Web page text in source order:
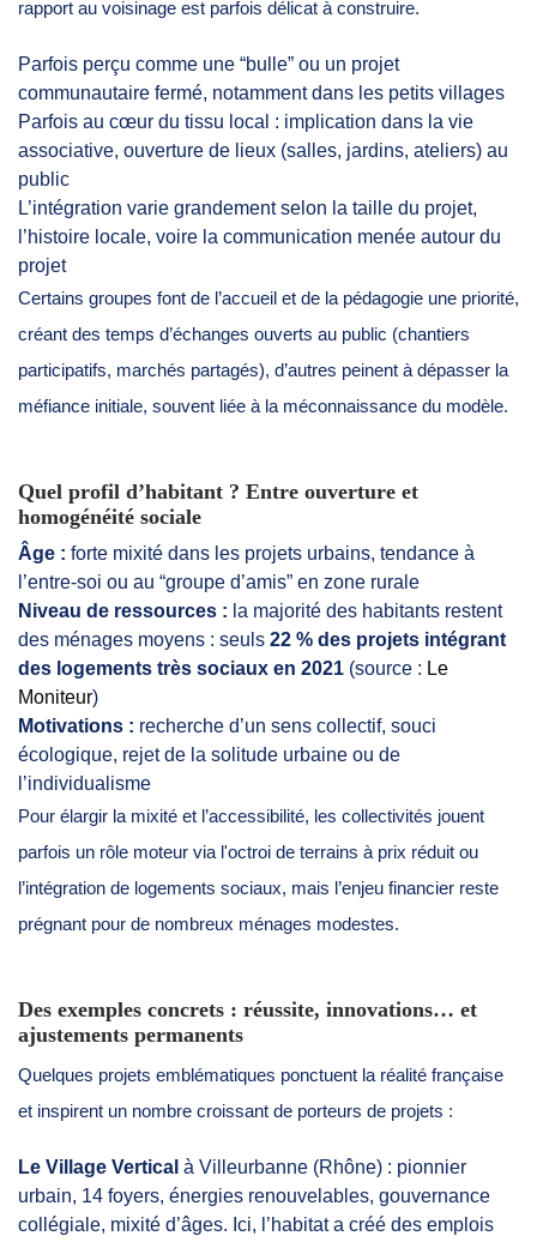
rapport au voisinage est parfois délicat à construire.
Parfois perçu comme une “bulle” ou un projet
communautaire fermé, notamment dans les petits villages
Parfois au cœur du tissu local : implication dans la vie
associative, ouverture de lieux (salles, jardins, ateliers) au
public
L’intégration varie grandement selon la taille du projet,
l’histoire locale, voire la communication menée autour du
projet
Certains groupes font de l’accueil et de la pédagogie une priorité,
créant des temps d’échanges ouverts au public (chantiers
participatifs, marchés partagés), d’autres peinent à dépasser la
méfiance initiale, souvent liée à la méconnaissance du modèle.
Quel profil d’habitant ? Entre ouverture et
homogénéité sociale
Âge : forte mixité dans les projets urbains, tendance à
l’entre-soi ou au “groupe d’amis” en zone rurale
Niveau de ressources : la majorité des habitants restent
des ménages moyens : seuls 22 % des projets intégrant
des logements très sociaux en 2021 (source : Le
Moniteur)
Motivations : recherche d’un sens collectif, souci
écologique, rejet de la solitude urbaine ou de
l’individualisme
Pour élargir la mixité et l’accessibilité, les collectivités jouent
parfois un rôle moteur via l'octroi de terrains à prix réduit ou
l’intégration de logements sociaux, mais l’enjeu financier reste
prégnant pour de nombreux ménages modestes.
Des exemples concrets : réussite, innovations… et
ajustements permanents
Quelques projets emblématiques ponctuent la réalité française
et inspirent un nombre croissant de porteurs de projets :
Le Village Vertical à Villeurbanne (Rhône) : pionnier
urbain, 14 foyers, énergies renouvelables, gouvernance
collégiale, mixité d’âges. Ici, l’habitat a créé des emplois